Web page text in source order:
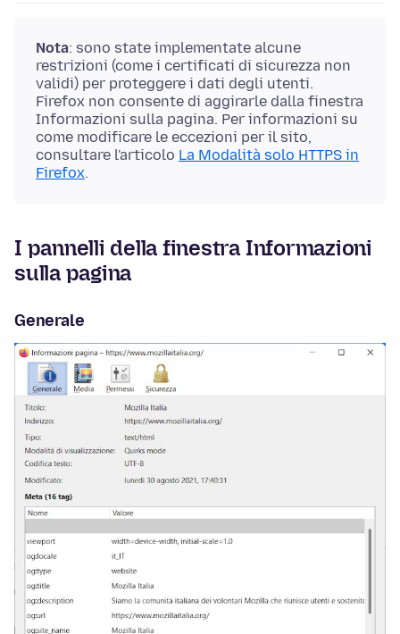
Nota: sono state implementate alcune
restrizioni (come i certificati di sicurezza non
validi) per proteggere i dati degli utenti.
Firefox non consente di aggirarle dalla finestra
Informazioni sulla pagina. Per informazioni su
come modificare le eccezioni per il sito,
consultare l'articolo La Modalità solo HTTPS in
Firefox.
I pannelli della finestra Informazioni
sulla pagina
Generale